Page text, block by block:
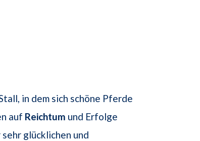
in dem sich schöne Pferde
auf Reichtum und Erfolge
glücklichen und